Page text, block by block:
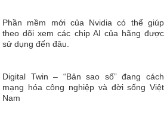
Phần mềm mới của Nvidia có thể giúp
theo dõi xem các chip AI của hãng được
sử dụng đến đâu.
Digital Twin – “Bản sao số” đang cách
mạng hóa công nghiệp và đời sống Việt
Nam